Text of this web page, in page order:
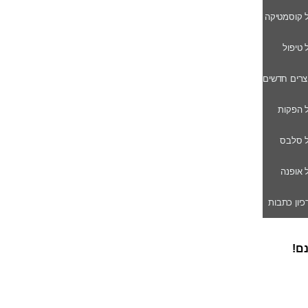
קוסמטיקה
טיפול
חדשים
הפקות
סלבס
אופנה
כתבות